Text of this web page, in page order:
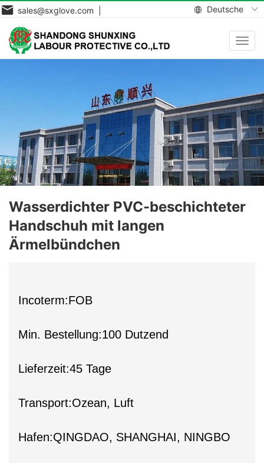
Deutsche
sales@sxglove.com |
Wasserdichter PVC-beschichteter
Handschuh mit langen
Ärmelbündchen
Incoterm:FOB
Min. Bestellung:100 Dutzend
Lieferzeit:45 Tage
Transport:Ozean, Luft
Hafen:QINGDAO, SHANGHAI, NINGBO